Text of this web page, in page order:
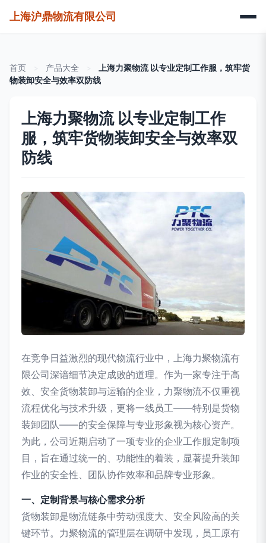
上海沪鼎物流有限公司
首页 产品大全
上海力聚物流 以专业定制工作服，筑牢货
物装卸安全与效率双防线
上海力聚物流 以专业定制工作
服，筑牢货物装卸安全与效率双
防线
在竞争日益激烈的现代物流行业中，上海力聚物流有
限公司深谙细节决定成败的道理。作为一家专注于高
效、安全货物装卸与运输的企业，力聚物流不仅重视
流程优化与技术升级，更将一线员工——特别是货物
装卸团队——的安全保障与专业形象视为核心资产。
为此，公司近期启动了一项专业的企业工作服定制项
目，旨在通过统一的、功能性的着装，显著提升装卸
作业的安全性、团队协作效率和品牌专业形象。
一、定制背景与核心需求分析
货物装卸是物流链条中劳动强度大、安全风险高的关
键环节。力聚物流的管理层在调研中发现，员工原有